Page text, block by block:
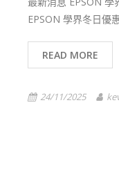
EPSON 學界冬日優
READ MORE
24/11/2025